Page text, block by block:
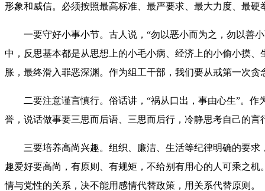
形象和威信。必须按照最高标准、最严要求、最大力度、最硬
一要守好小事小节。古人说，“勿以恶小而为之，勿以善
中，反思基本都是从思想上的小毛小病、经济上的小偷小摸
胀，最终滑入罪恶深渊。作为组工干部，我们要从戒第一次
二要注意谨言慎行。俗话讲，“祸从口出，事由心生”。
誉，说话做事要三思而后语、三思而后行，冷静思考自己的
三要培养高尚兴趣。组织、廉洁、生活等纪律明确的要
趣爱好要高尚，有原则、有规矩，不给别有用心的人可乘之
情与党性的关系，决不能用感情代替政策，用关系代替原则。